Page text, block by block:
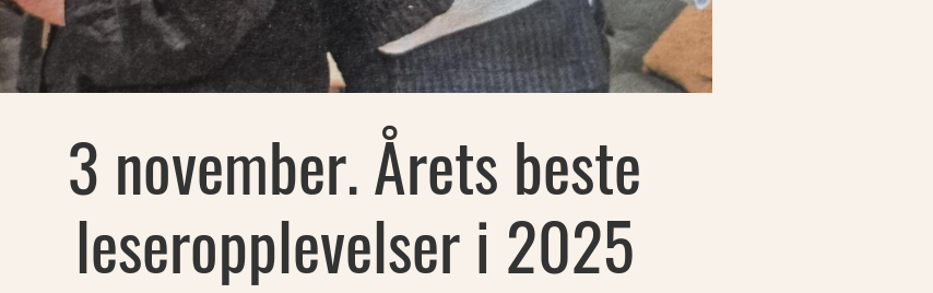
3 november. Årets beste
leseropplevelser i 2025